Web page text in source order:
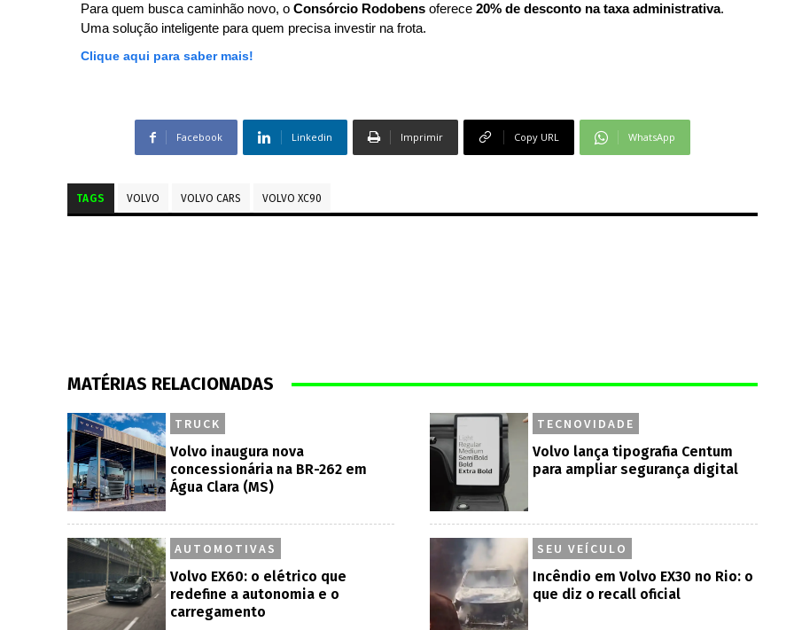
Para quem busca caminhão novo, o Consórcio Rodobens oferece 20% de desconto na taxa administrativa.
Uma solução inteligente para quem precisa investir na frota.
Clique aqui para saber mais!
Facebook Linkedin Imprimir Copy URL WhatsApp
TAGS VOLVO VOLVO CARS VOLVO XC90
MATÉRIAS RELACIONADAS
TRUCK
Volvo inaugura nova
concessionária na BR-262 em
Água Clara (MS)
TECNOVIDADE
Volvo lança tipografia Centum
para ampliar segurança digital
AUTOMOTIVAS
Volvo EX60: o elétrico que
redefine a autonomia e o
carregamento
SEU VEÍCULO
Incêndio em Volvo EX30 no Rio: o
que diz o recall oficial